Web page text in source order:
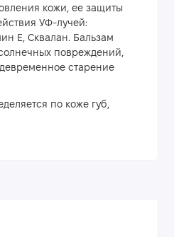
кожи, ее защиты
УФ-лучей:
Е, Сквалан. Бальзам
повреждений,
старение
по коже губ,